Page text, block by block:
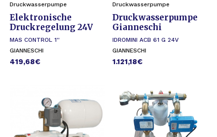
Druckwasserpumpe
Elektronische
Druckregelung 24V
MAS CONTROL 1''
GIANNESCHI
419,68€
Druckwasserpumpe
Druckwasserpumpe
Gianneschi
IDROMINI ACB 61 G 24V
GIANNESCHI
1.121,18€